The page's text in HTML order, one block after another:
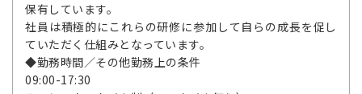
保有しています。
社員は積極的にこれらの研修に参加して自らの成長を促し
ていただく仕組みとなっています。
◆勤務時間／その他勤務上の条件
09:00-17:30